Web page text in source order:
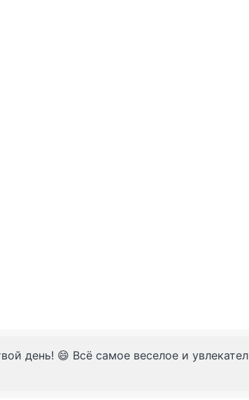
день! 😄 Всё самое веселое и